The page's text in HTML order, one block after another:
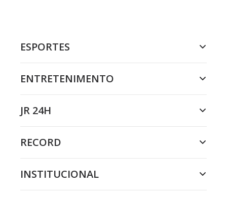
ESPORTES
ENTRETENIMENTO
JR 24H
RECORD
INSTITUCIONAL